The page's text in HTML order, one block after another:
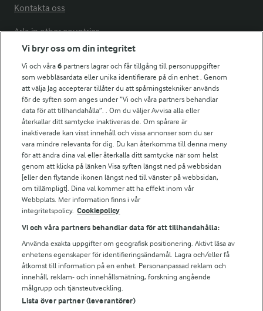
Kontakta oss
Arla in other countries
Fler Arlasajter
För ägare
Arlas kundportal
Arla.com
Falbygdens Ost
Arla webbshop
Bildbank
Följ oss
Vi bryr oss om din integritet
Vi och våra6 partners lagrar och får tillgång till personuppgifter
som webbläsardata eller unika identifierare på din enhet . Genom
att välja Jag accepterar tillåter du att spårningstekniker används
för de syften som anges under ”Vi och våra partners behandlar
data för att tillhandahålla”. . Om du väljer Avvisa alla eller
återkallar ditt samtycke inaktiveras de. Om spårare är
inaktiverade kan visst innehåll och vissa annonser som du ser
vara mindre relevanta för dig. Du kan återkomma till denna meny
för att ändra dina val eller återkalla ditt samtycke när som helst
genom att klicka på länken Visa syften längst ned på webbsidan
[eller den flytande ikonen längst ned till vänster på webbsidan,
om tillämpligt]. Dina val kommer att ha effekt inom vår
Webbplats. Mer information finns i vår
integritetspolicy. Cookiepolicy
Vi och våra partners behandlar data för att tillhandahålla:
Använda exakta uppgifter om geografisk positionering. Aktivt läsa av
enhetens egenskaper för identifieringsändamål. Lagra och/eller få
åtkomst till information på en enhet. Personanpassad reklam och
innehåll, reklam- och innehållsmätning, forskning angående
målgrupp och tjänsteutveckling.
Lista över partner (leverantörer)